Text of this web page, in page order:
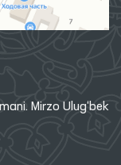
Mirzo Ulug‘bek